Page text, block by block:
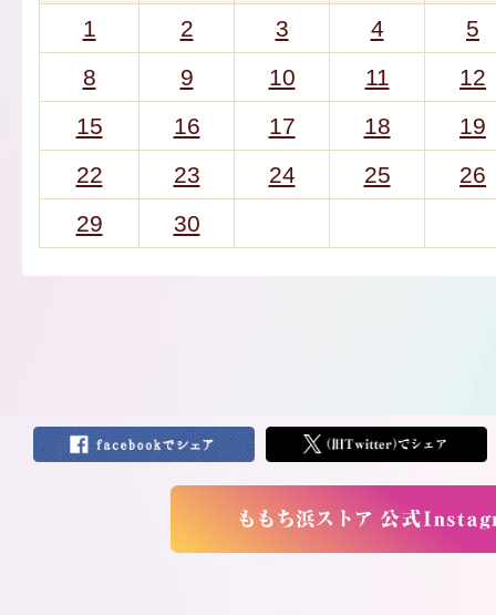
1
2 3 4
5
8
9 10 11
12
15
16 17 18
19
22
23 24 25
26
29
30